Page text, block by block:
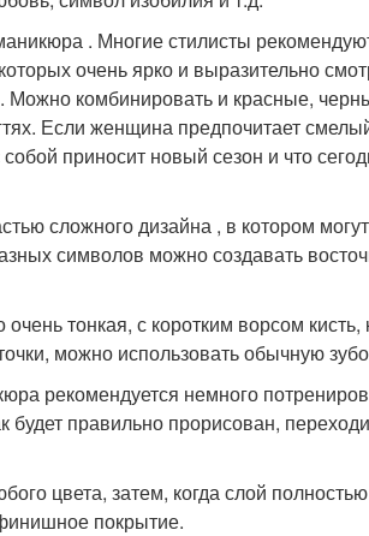
. Многие стилисты
очень ярко и выразительно
комбинировать и красные,
Если женщина предпочитает
приносит новый сезон и что
сложного дизайна , в котором
символов можно создавать
тонкая, с коротким ворсом кисть,
можно использовать обычную
рекомендуется немного
будет правильно прорисован,
цвета, затем, когда слой
покрытие.